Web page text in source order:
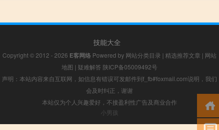
技能大全
Copyright © 2012 - 2026 E客网络 Powered by 网站分类目录 | 精选推荐文章 | 网站
地图 | 疑难解答 陕ICP备05009492号
声明：本站内容来自互联网，如信息有错误可发邮件到f_fb#foxmail.com说明，我们
会及时纠正，谢谢
本站仅为个人兴趣爱好，不接盈利性广告及商业合作
小男孩